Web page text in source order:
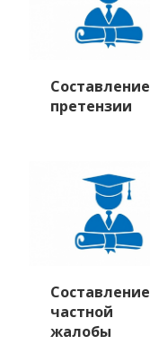
Cоставление
претензии
Составление
частной
жалобы